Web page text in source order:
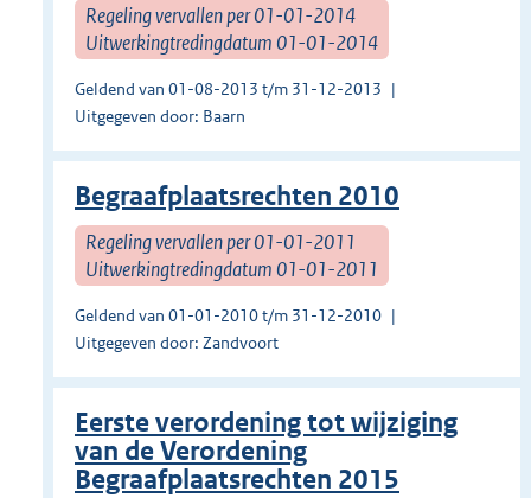
Regeling vervallen per 01-01-2014
Uitwerkingtredingdatum 01-01-2014
Geldend van 01-08-2013 t/m 31-12-2013
Uitgegeven door: Baarn
Begraafplaatsrechten 2010
Regeling vervallen per 01-01-2011
Uitwerkingtredingdatum 01-01-2011
Geldend van 01-01-2010 t/m 31-12-2010
Uitgegeven door: Zandvoort
Eerste verordening tot wijziging
van de Verordening
Begraafplaatsrechten 2015